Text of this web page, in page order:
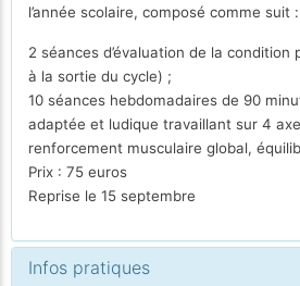
l’année scolaire, composé comme suit :
2 séances d’évaluation de la condition
à la sortie du cycle) ;
10 séances hebdomadaires de 90
adaptée et ludique travaillant sur 4
renforcement musculaire global,
Prix : 75 euros
Reprise le 15 septembre
Infos pratiques